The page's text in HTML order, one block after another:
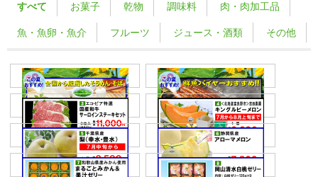
牛肉の生産履歴
すべて お菓子 乾物 調味料 肉・肉加工品
魚・魚卵・魚介 フルーツ ジュース・酒類 その他